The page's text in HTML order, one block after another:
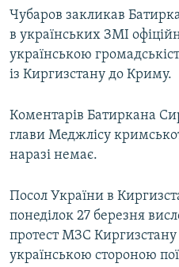
Чубаров закликав
в українських ЗМІ
українською
із Киргизстану до Криму.
Коментарів Батиркана
глави Меджлісу
наразі немає.
Посол України в
понеділок 27 березня
протест МЗС
українською стороною